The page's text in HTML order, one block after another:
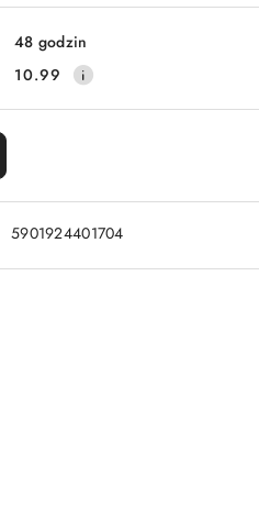
48 godzin
10.99
5901924401704